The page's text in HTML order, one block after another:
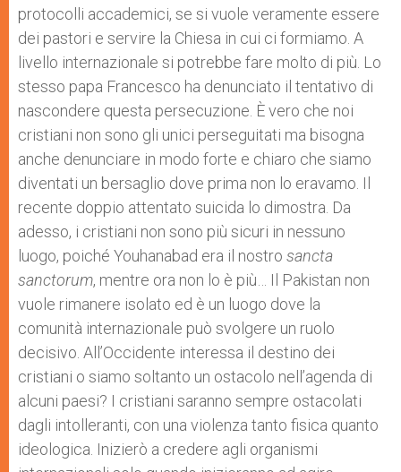
protocolli accademici, se si vuole veramente essere
dei pastori e servire la Chiesa in cui ci formiamo. A
livello internazionale si potrebbe fare molto di più. Lo
stesso papa Francesco ha denunciato il tentativo di
nascondere questa persecuzione. È vero che noi
cristiani non sono gli unici perseguitati ma bisogna
anche denunciare in modo forte e chiaro che siamo
diventati un bersaglio dove prima non lo eravamo. Il
recente doppio attentato suicida lo dimostra. Da
adesso, i cristiani non sono più sicuri in nessuno
luogo, poiché Youhanabad era il nostro sancta
sanctorum, mentre ora non lo è più… Il Pakistan non
vuole rimanere isolato ed è un luogo dove la
comunità internazionale può svolgere un ruolo
decisivo. All’Occidente interessa il destino dei
cristiani o siamo soltanto un ostacolo nell’agenda di
alcuni paesi? I cristiani saranno sempre ostacolati
dagli intolleranti, con una violenza tanto fisica quanto
ideologica. Inizierò a credere agli organismi